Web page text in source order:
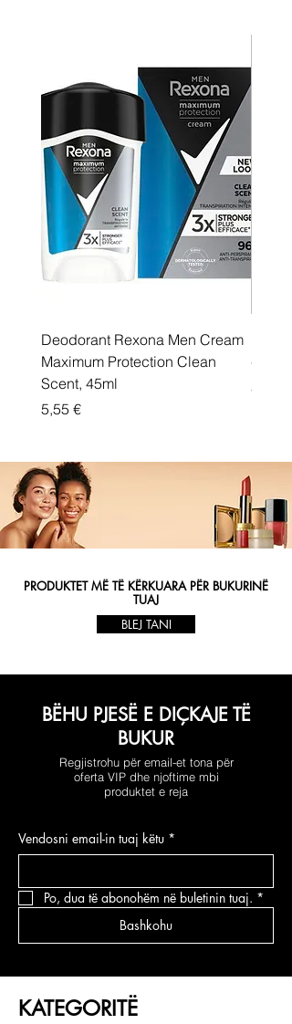
Deodorant Rexona Men Cream
Maximum Protection Clean
Scent, 45ml
Price
5,55 €
Price
5,55 €
PRODUKTET MË TË KËRKUARA PËR BUKURINË
TUAJ
BLEJ TANI
BËHU PJESË E DIÇKAJE TË
BUKUR
Regjistrohu për email-et tona për
oferta VIP dhe njoftime mbi
produktet e reja
Vendosni email-in tuaj këtu *
Po, dua të abonohëm në buletinin tuaj. *
Bashkohu
KATEGORITË